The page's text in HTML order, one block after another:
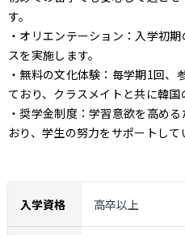
す。
・オリエンテーション：入学初
スを実施します。
・無料の文化体験：毎学期1回、
ており、クラスメイトと共に韓国
・奨学金制度：学習意欲を高め
おり、学生の努力をサポートして
入学資格 高卒以上